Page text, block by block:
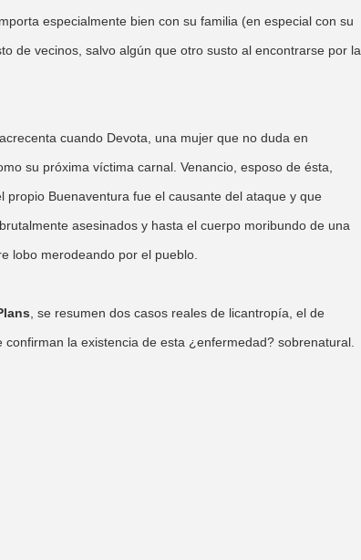
especialmente bien con su familia (en especial con su
de vecinos, salvo algún que otro susto al encontrarse por la
cuando Devota, una mujer que no duda en
su próxima víctima carnal. Venancio, esposo de ésta,
Buenaventura fue el causante del ataque y que
asesinados y hasta el cuerpo moribundo de una
lobo merodeando por el pueblo.
, se resumen dos casos reales de licantropía, el de
la existencia de esta ¿enfermedad? sobrenatural.